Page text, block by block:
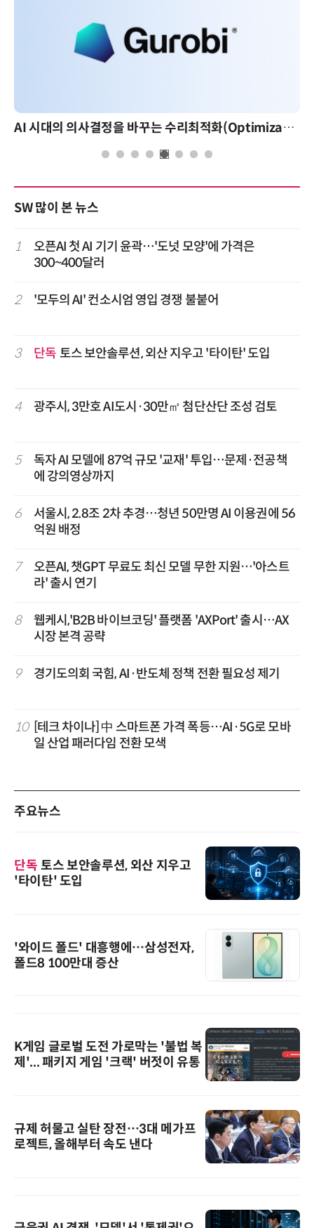
AI 시대의 의사결정을 바꾸는 수리최적화(Optimization): 실제 산업 적용 사례와 활용 전략
SW 많이 본 뉴스
1
오픈AI 첫 AI 기기 윤곽…'도넛 모양'에 가격은
300~400달러
2 '모두의 AI' 컨소시엄 영입 경쟁 불붙어
3 단독 토스 보안솔루션, 외산 지우고 '타이탄' 도입
4 광주시, 3만호 AI도시·30만㎡ 첨단산단 조성 검토
5
독자 AI 모델에 87억 규모 '교재' 투입…문제·전공책
에 강의영상까지
6
서울시, 2.8조 2차 추경…청년 50만명 AI 이용권에 56
억원 배정
7
오픈AI, 챗GPT 무료도 최신 모델 무한 지원…'아스트
라' 출시 연기
8
웹케시,'B2B 바이브코딩' 플랫폼 'AXPort' 출시…AX
시장 본격 공략
9 경기도의회 국힘, AI·반도체 정책 전환 필요성 제기
10
[테크 차이나] 中 스마트폰 가격 폭등…AI·5G로 모바
일 산업 패러다임 전환 모색
주요뉴스
단독 토스 보안솔루션, 외산 지우고
'타이탄' 도입
'와이드 폴드' 대흥행에…삼성전자,
폴드8 100만대 증산
K게임 글로벌 도전 가로막는 '불법 복
제'... 패키지 게임 '크랙' 버젓이 유통
규제 허물고 실탄 장전…3대 메가프
로젝트, 올해부터 속도 낸다